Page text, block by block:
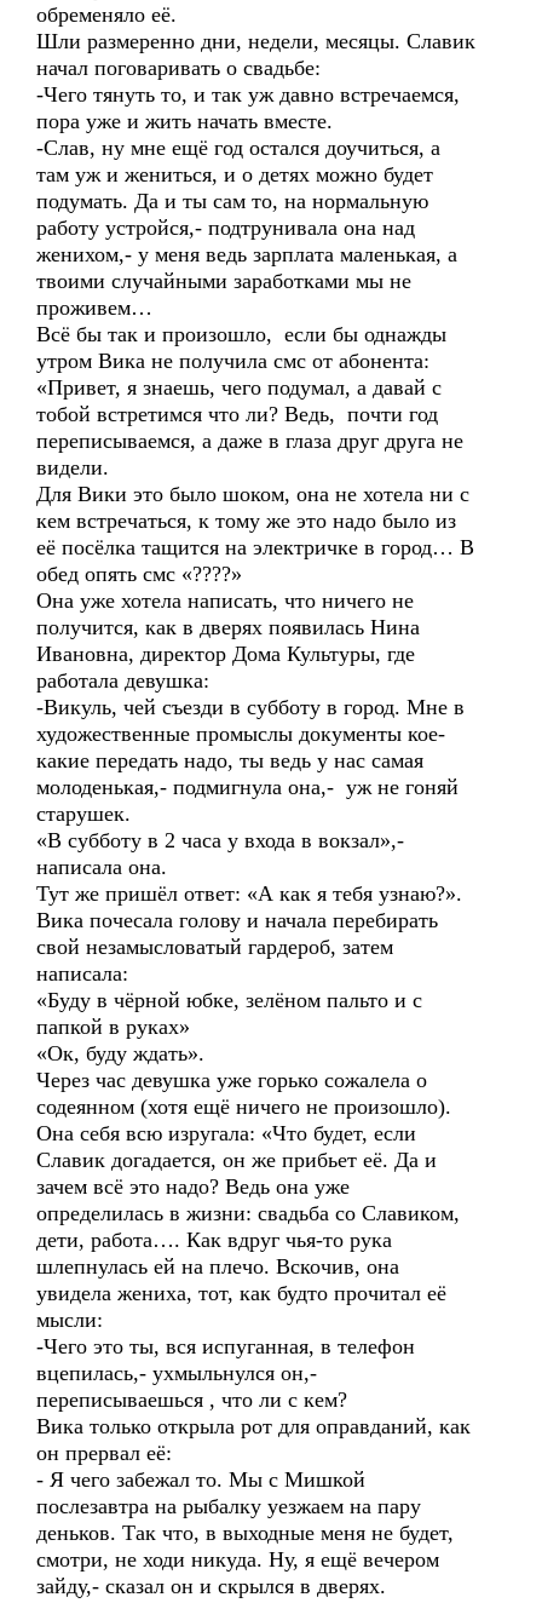
обременяло её.
Шли размеренно дни, недели, месяцы. Славик
начал поговаривать о свадьбе:
-Чего тянуть то, и так уж давно встречаемся,
пора уже и жить начать вместе.
-Слав, ну мне ещё год остался доучиться, а
там уж и жениться, и о детях можно будет
подумать. Да и ты сам то, на нормальную
работу устройся,- подтрунивала она над
женихом,- у меня ведь зарплата маленькая, а
твоими случайными заработками мы не
проживем…
Всё бы так и произошло, если бы однажды
утром Вика не получила смс от абонента:
«Привет, я знаешь, чего подумал, а давай с
тобой встретимся что ли? Ведь, почти год
переписываемся, а даже в глаза друг друга не
видели.
Для Вики это было шоком, она не хотела ни с
кем встречаться, к тому же это надо было из
её посёлка тащится на электричке в город… В
обед опять смс «????»
Она уже хотела написать, что ничего не
получится, как в дверях появилась Нина
Ивановна, директор Дома Культуры, где
работала девушка:
-Викуль, чей съезди в субботу в город. Мне в
художественные промыслы документы кое-
какие передать надо, ты ведь у нас самая
молоденькая,- подмигнула она,- уж не гоняй
старушек.
«В субботу в 2 часа у входа в вокзал»,-
написала она.
Тут же пришёл ответ: «А как я тебя узнаю?».
Вика почесала голову и начала перебирать
свой незамысловатый гардероб, затем
написала:
«Буду в чёрной юбке, зелёном пальто и с
папкой в руках»
«Ок, буду ждать».
Через час девушка уже горько сожалела о
содеянном (хотя ещё ничего не произошло).
Она себя всю изругала: «Что будет, если
Славик догадается, он же прибьет её. Да и
зачем всё это надо? Ведь она уже
определилась в жизни: свадьба со Славиком,
дети, работа…. Как вдруг чья-то рука
шлепнулась ей на плечо. Вскочив, она
увидела жениха, тот, как будто прочитал её
мысли:
-Чего это ты, вся испуганная, в телефон
вцепилась,- ухмыльнулся он,-
переписываешься , что ли с кем?
Вика только открыла рот для оправданий, как
он прервал её:
- Я чего забежал то. Мы с Мишкой
послезавтра на рыбалку уезжаем на пару
деньков. Так что, в выходные меня не будет,
смотри, не ходи никуда. Ну, я ещё вечером
зайду,- сказал он и скрылся в дверях.